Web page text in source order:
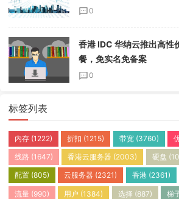
0
香港 IDC 华纳云推出高性
餐，免实名免备案
0
标签列表
内存 (1222) 折扣 (1215) 带宽(3760)
线路 (1647) 香港云服务器 (2003) 硬盘
配置 (805) 云服务器 (2321) 香港(2361)
流量 (990) 用户 (1384) 选择 (887) 梯